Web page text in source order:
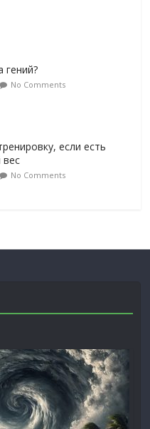
гений?
No Comments
если есть
No Comments